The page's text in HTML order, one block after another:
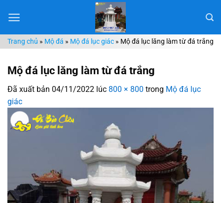
đến
dungTrang chủ » Mộ đá » Mộ đá lục giác » Mộ đá lục lăng làm từ đá trắng
Mộ đá lục lăng làm từ đá trắng
Đã xuất bản 04/11/2022 lúc 800 × 800 trong Mộ đá lục
giác